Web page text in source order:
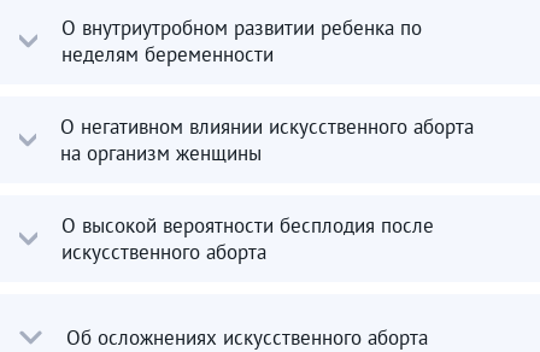
О внутриутробном развитии ребенка по
неделям беременности
О негативном влиянии искусственного аборта
на организм женщины
О высокой вероятности бесплодия после
искусственного аборта
Об осложнениях искусственного аборта